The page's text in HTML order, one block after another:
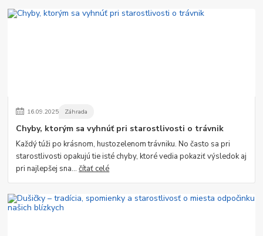
16.09.2025 Záhrada
Chyby, ktorým sa vyhnúť pri starostlivosti o trávnik
Každý túži po krásnom, hustozelenom trávniku. No často sa pri
starostlivosti opakujú tie isté chyby, ktoré vedia pokaziť výsledok aj
pri najlepšej sna...čítať celé